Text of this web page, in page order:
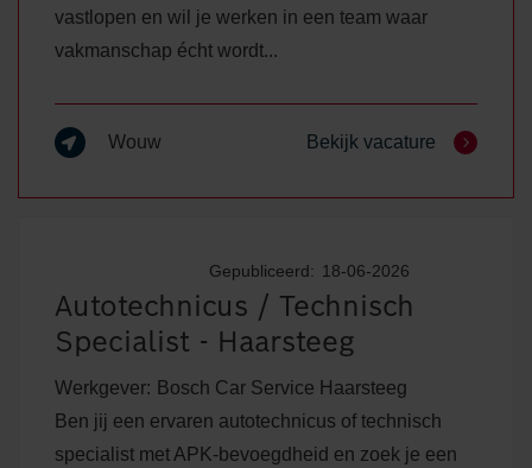
vastlopen en wil je werken in een team waar
vakmanschap écht wordt...
Wouw Bekijk vacature
Gepubliceerd: 18-06-2026
Autotechnicus / Technisch
Specialist - Haarsteeg
Werkgever: Bosch Car Service Haarsteeg
Ben jij een ervaren autotechnicus of technisch
specialist met APK-bevoegdheid en zoek je een